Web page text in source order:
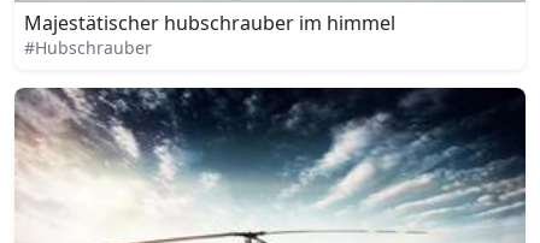
Majestätischer hubschrauber im himmel
#Hubschrauber